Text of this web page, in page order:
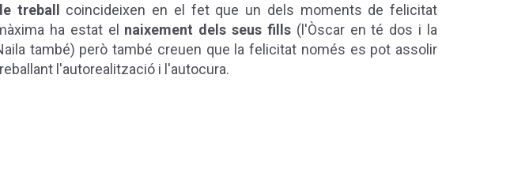
treball coincideixen en el fet que un dels moments de felicitat
ha estat el naixement dels seus fills(l'Òscar en té dos i la
també) però també creuen que la felicitat només es pot assolir
l'autorealització i l'autocura.